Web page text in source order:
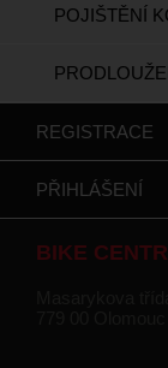
POJIŠTĚNÍ
REGISTRACE
PŘIHLÁŠENÍ
BIKE